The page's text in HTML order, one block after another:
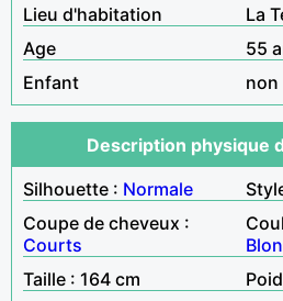
Lieu d'habitation
La
Age
55
Enfant
non
Description physique
Silhouette : Normale
Coupe de cheveux :
Courts
Taille : 164 cm